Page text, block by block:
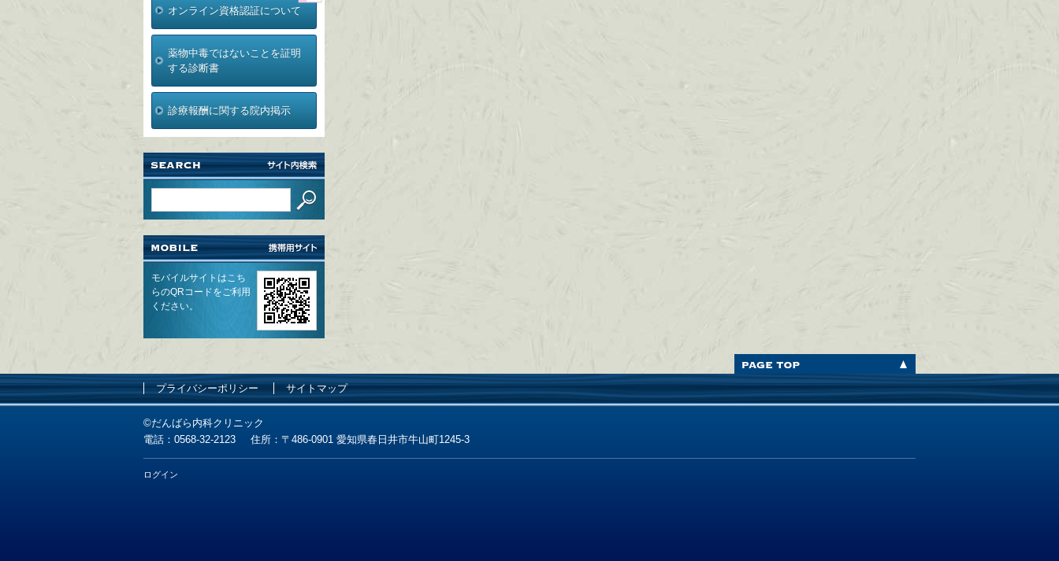
オンライン資格認証について
薬物中毒ではないことを証明
する診断書
診療報酬に関する院内掲示
モバイルサイトはこち
らのQRコードをご利用
ください。
プライバシーポリシー サイトマップ
©だんばら内科クリニック
電話： 0568-32-2123 住所： 〒486-0901 愛知県春日井市牛山町1245-3
ログイン